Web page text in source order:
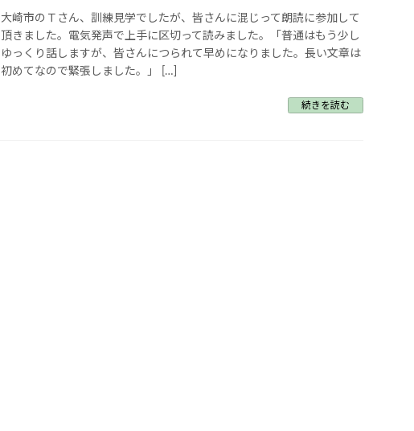
大崎市のＴさん、訓練見学でしたが、皆さんに混じって朗読に参加して
頂きました。電気発声で上手に区切って読みました。「普通はもう少し
ゆっくり話しますが、皆さんにつられて早めになりました。長い文章は
初めてなので緊張しました。」 […]
続きを読む